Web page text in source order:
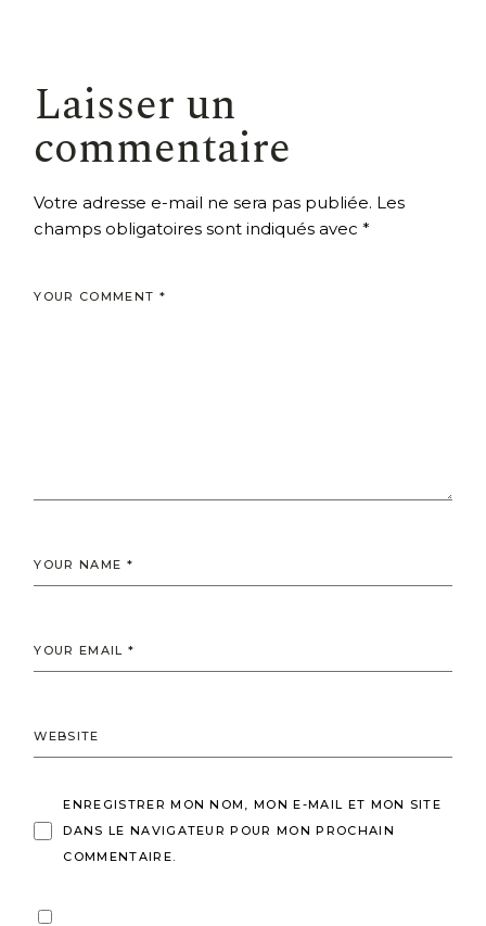
Laisser un
commentaire
Votre adresse e-mail ne sera pas publiée. Les
champs obligatoires sont indiqués avec*
ENREGISTRER MON NOM, MON E-MAIL ET MON SITE
DANS LE NAVIGATEUR POUR MON PROCHAIN
COMMENTAIRE.